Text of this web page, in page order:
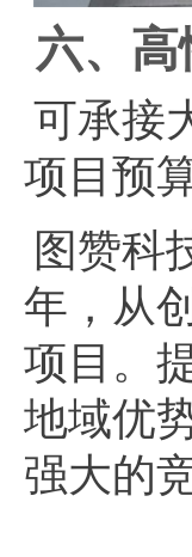
六、
可承接
项目预
图赞科
年，从
项目。
地域优
强大的